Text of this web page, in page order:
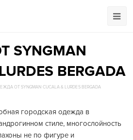
BERGADA
ОТ SYNGMAN CUCALA & LURDES BERGADA
городская одежда в
стиле, многослойность
не по фигуре и